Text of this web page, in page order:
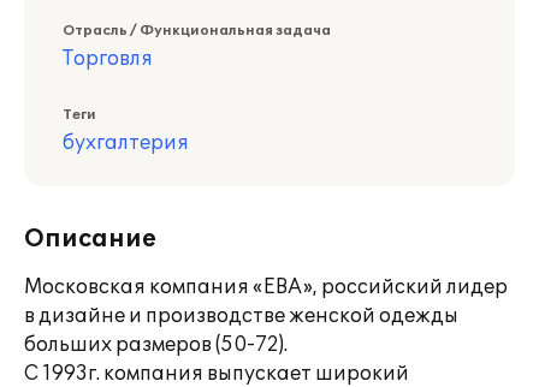
Отрасль / Функциональная задача
Торговля
Теги
бухгалтерия
Описание
Московская компания «ЕВА», российский лидер
в дизайне и производстве женской одежды
больших размеров (50-72).
С 1993г. компания выпускает широкий